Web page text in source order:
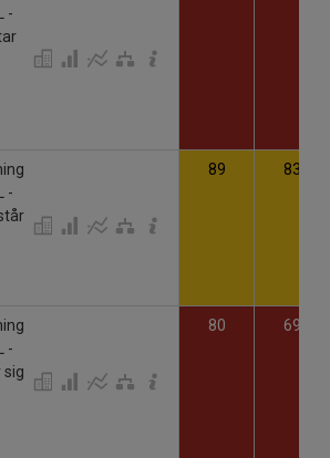
-
-
89 83
-
sig
80 69